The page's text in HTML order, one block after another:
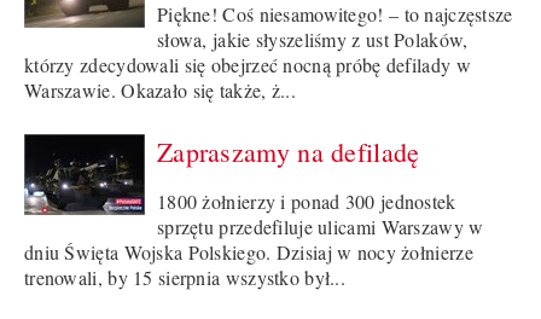
Piękne! Coś niesamowitego! – to najczęstsze
słowa, jakie słyszeliśmy z ust Polaków,
którzy zdecydowali się obejrzeć nocną próbę defilady w
Warszawie. Okazało się także, ż...
Zapraszamy na defiladę
1800 żołnierzy i ponad 300 jednostek
sprzętu przedefiluje ulicami Warszawy w
dniu Święta Wojska Polskiego. Dzisiaj w nocy żołnierze
trenowali, by 15 sierpnia wszystko był...